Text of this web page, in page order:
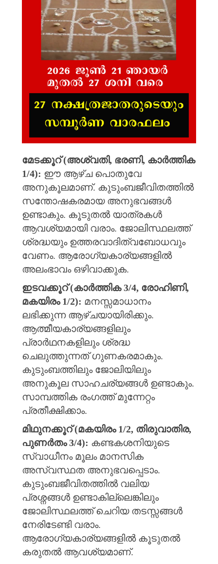
മേടക്കൂറ് (അശ്വതി, ഭരണി, കാർത്തിക
1/4): ഈ ആഴ്ച പൊതുവേ
അനുകൂലമാണ്. കുടുംബജീവിതത്തിൽ
സന്തോഷകരമായ അനുഭവങ്ങൾ
ഉണ്ടാകും. കൂടുതൽ യാത്രകൾ
ആവശ്യമായി വരാം. ജോലിസ്ഥലത്ത്
ശ്രദ്ധയും ഉത്തരവാദിത്വബോധവും
വേണം. ആരോഗ്യകാര്യങ്ങളിൽ
അലംഭാവം ഒഴിവാക്കുക.
ഇടവക്കൂറ് (കാർത്തിക 3/4, രോഹിണി,
മകയിരം 1/2): മനസ്സമാധാനം
ലഭിക്കുന്ന ആഴ്ചയായിരിക്കും.
ആത്മീയകാര്യങ്ങളിലും
പ്രാർഥനകളിലും ശ്രദ്ധ
ചെലുത്തുന്നത് ഗുണകരമാകും.
കുടുംബത്തിലും ജോലിയിലും
അനുകൂല സാഹചര്യങ്ങൾ ഉണ്ടാകും.
സാമ്പത്തിക രംഗത്ത് മുന്നേറ്റം
പ്രതീക്ഷിക്കാം.
മിഥുനക്കൂറ് (മകയിരം 1/2, തിരുവാതിര,
പുണർതം 3/4): കണ്ടകശനിയുടെ
സ്വാധീനം മൂലം മാനസിക
അസ്വസ്ഥത അനുഭവപ്പെടാം.
കുടുംബജീവിതത്തിൽ വലിയ
പ്രശ്നങ്ങൾ ഉണ്ടാകില്ലെങ്കിലും
ജോലിസ്ഥലത്ത് ചെറിയ തടസ്സങ്ങൾ
നേരിടേണ്ടി വരാം.
ആരോഗ്യകാര്യങ്ങളിൽ കൂടുതൽ
കരുതൽ ആവശ്യമാണ്.